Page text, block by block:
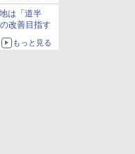
は「道半
改善目指す
もっと見る